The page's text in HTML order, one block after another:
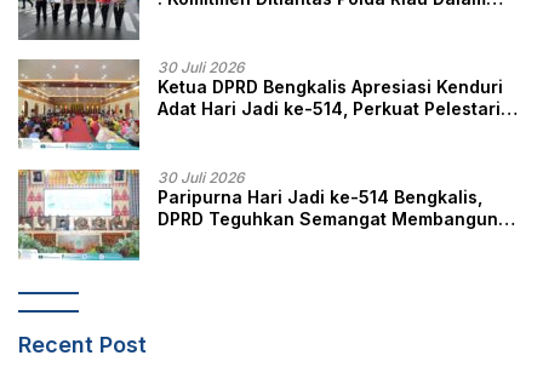
30 Juli 2026
Ketua DPRD Bengkalis Apresiasi Kenduri
Adat Hari Jadi ke-514, Perkuat Pelestarian
30 Juli 2026
Paripurna Hari Jadi ke-514 Bengkalis,
DPRD Teguhkan Semangat Membangun
Recent Post